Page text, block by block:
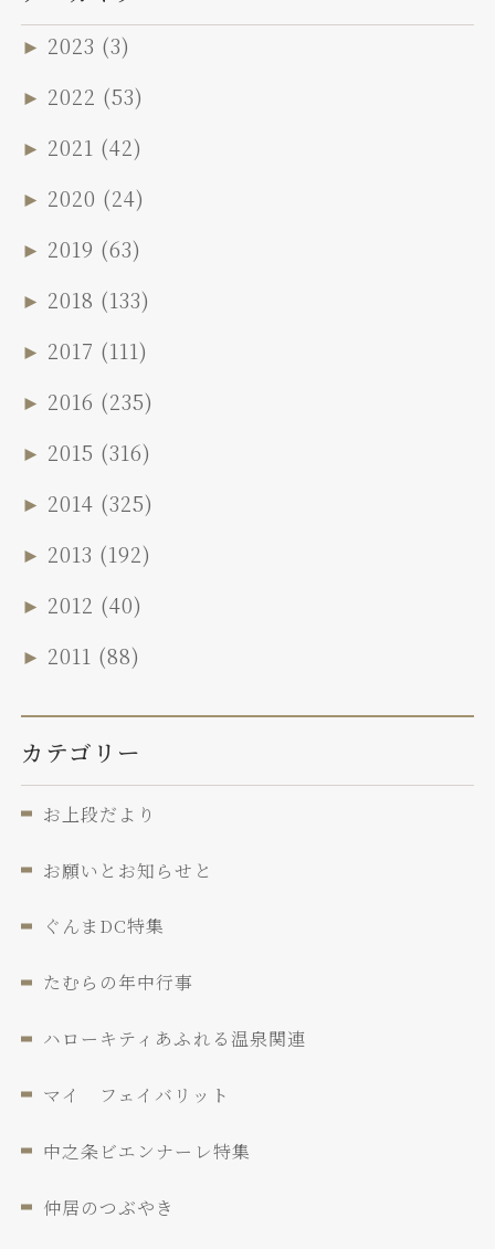
► 2023 (3)
► 2022 (53)
► 2021 (42)
► 2020 (24)
► 2019 (63)
► 2018 (133)
► 2017 (111)
► 2016 (235)
► 2015 (316)
► 2014 (325)
► 2013 (192)
► 2012 (40)
► 2011 (88)
カテゴリー
お上段だより
お願いとお知らせと
ぐんまDC特集
たむらの年中行事
ハローキティあふれる温泉関連
マイ フェイバリット
中之条ビエンナーレ特集
仲居のつぶやき